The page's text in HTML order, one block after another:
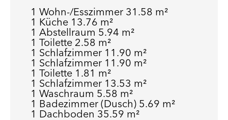
1 Wohn-/Esszimmer 31.58 m²
1 Küche 13.76 m²
1 Abstellraum 5.94 m²
1 Toilette 2.58 m²
1 Schlafzimmer 11.90 m²
1 Schlafzimmer 11.90 m²
1 Toilette 1.81 m²
1 Schlafzimmer 13.53 m²
1 Waschraum 5.58 m²
1 Badezimmer (Dusch) 5.69 m²
1 Dachboden 35.59 m²